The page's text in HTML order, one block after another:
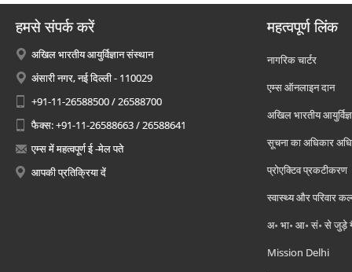
हमसे संपर्क करें
अखिल भारतीय आयुर्विज्ञान संस्थान
अंसारी नगर, नई दिल्ली - 110029
+91-11-26588500 / 26588700
फैक्स: +91-11-26588663 / 26588641
एम्स में महत्वपूर्ण ई -मेल पते
आपकी प्रतिक्रिया दें
महत्वपूर्ण लिंक
नागरिक चार्टर
एम्स ऑनलाइन दान
अखिल भारतीय
सूचना का अधिकार
प्रोएक्टिव प्रकटीकरण
स्वास्थ्य और परिवार
अ॰ भा॰ आ॰ सं॰ से जुड़े
Mission Delhi